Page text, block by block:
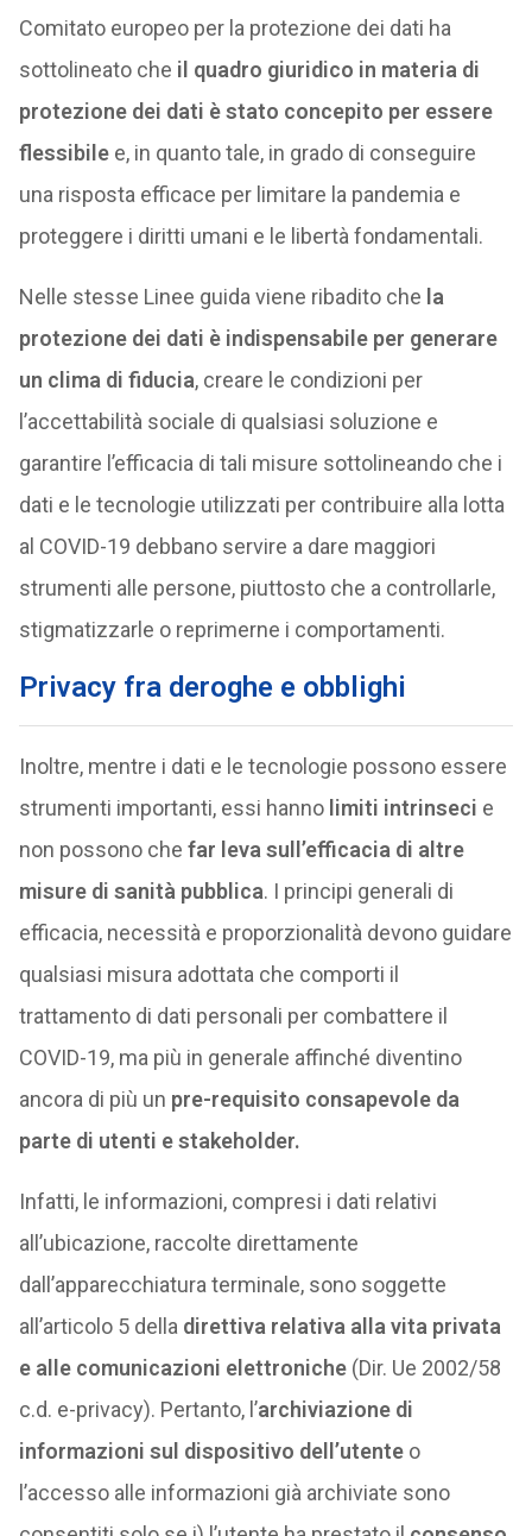
Comitato europeo per la protezione dei dati ha
sottolineato che il quadro giuridico in materia di
protezione dei dati è stato concepito per essere
flessibilee, in quanto tale, in grado di conseguire
una risposta efficace per limitare la pandemia e
proteggere i diritti umani e le libertà fondamentali.
Nelle stesse Linee guida viene ribadito che la
protezione dei dati è indispensabile per generare
un clima di fiducia, creare le condizioni per
l’accettabilità sociale di qualsiasi soluzione e
garantire l’efficacia di tali misure sottolineando che i
dati e le tecnologie utilizzati per contribuire alla lotta
al COVID-19 debbano servire a dare maggiori
strumenti alle persone, piuttosto che a controllarle,
stigmatizzarle o reprimerne i comportamenti.
Privacy fra deroghe e obblighi
Inoltre, mentre i dati e le tecnologie possono essere
strumenti importanti, essi hanno limiti intrinseci e
non possono che far leva sull’efficacia di altre
misure di sanità pubblica. I principi generali di
efficacia, necessità e proporzionalità devono guidare
qualsiasi misura adottata che comporti il
trattamento di dati personali per combattere il
COVID-19, ma più in generale affinché diventino
ancora di più un pre-requisito consapevole da
parte di utenti e stakeholder.
Infatti, le informazioni, compresi i dati relativi
all’ubicazione, raccolte direttamente
dall’apparecchiatura terminale, sono soggette
all’articolo 5 della direttiva relativa alla vita privata
e alle comunicazioni elettroniche(Dir. Ue 2002/58
c.d. e-privacy). Pertanto, l’archiviazione di
informazioni sul dispositivo dell’utenteo
l’accesso alle informazioni già archiviate sono